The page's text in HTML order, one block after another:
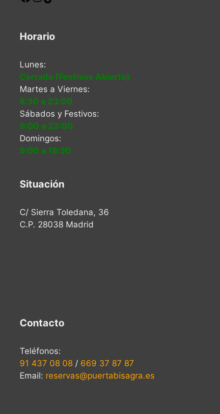
Horario
Lunes:
Cerrado (Festivos Abierto)
Martes a Viernes:
8:30 a 23:00
Sábados y Festivos:
9:00 a 23:00
Domingos:
9:00 a 18:30
Situación
C/ Sierra Toledana, 36
C.P. 28038 Madrid
Contacto
Teléfonos:
91 437 08 08 / 669 37 87 87
Email: reservas@puertabisagra.es